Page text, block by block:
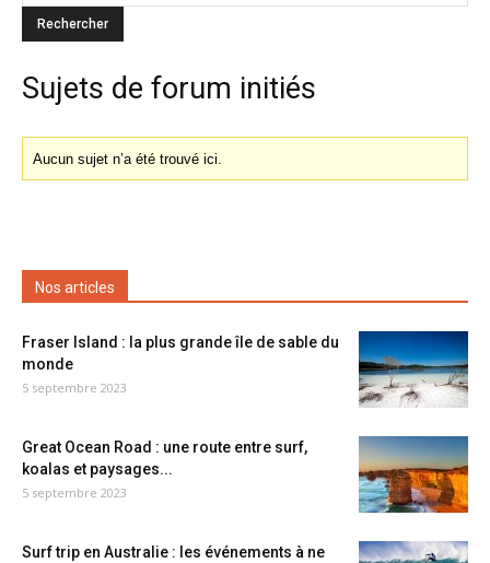
Sujets de forum initiés
Aucun sujet n’a été trouvé ici.
Nos articles
Fraser Island : la plus grande île de sable du
monde
5 septembre 2023
Great Ocean Road : une route entre surf,
koalas et paysages...
5 septembre 2023
Surf trip en Australie : les événements à ne